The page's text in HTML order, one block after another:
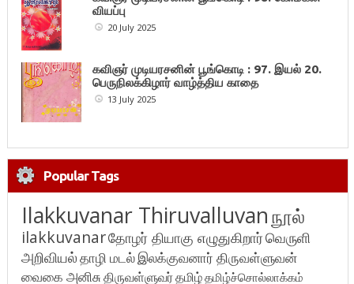
வியப்பு
20 July 2025
கவிஞர் முடியரசனின் பூங்கொடி : 97. இயல் 20.
பெருநிலக்கிழார் வாழ்த்திய காதை
13 July 2025
Popular Tags
Ilakkuvanar Thiruvalluvanநூல்
ilakkuvanarதோழர் தியாகு எழுதுகிறார்வெருளி
அறிவியல்தாழி மடல்இலக்குவனார் திருவள்ளுவன்
வைகை அனிசுதிருவள்ளுவர்தமிழ்தமிழ்ச்சொல்லாக்கம்